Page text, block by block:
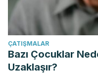
ÇATIŞMALAR
Bazı Çocuklar
Uzaklaşır?